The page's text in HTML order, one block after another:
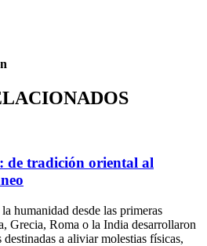
de tradición oriental al
humanidad desde las primeras
Grecia, Roma o la India desarrollaron
a aliviar molestias físicas,